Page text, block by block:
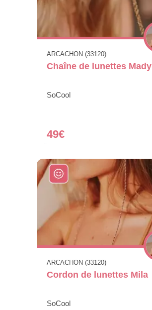
ARCACHON (33120)
Chaîne de lunettes Mady
SoCool
49€
ARCACHON (33120)
Cordon de lunettes Mila
SoCool